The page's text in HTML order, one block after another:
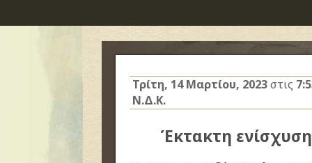
Τρίτη, 14 Μαρτίου, 2023στις
Ν.Δ.Κ.
Έκτακτη